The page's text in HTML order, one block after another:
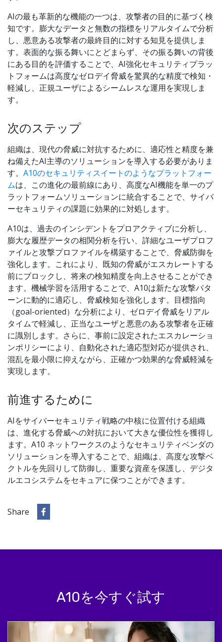
AIの最も革新的な機能の一つは、攻撃者の目的に基づく検
知です。膨大なデータと無数の指標をリアルタイムで分析
し、悪意ある攻撃者の最終目的に対する知見を提供しま
す。表面的な振る舞いにとどまらず、その振る舞いの背後
にある目的を評価することで、AI強化セキュリティプラッ
トフォームは高度なゼロデイ脅威を驚異的な精度で検知・
軽減し、正規ユーザによるシームレスな運用を実現しま
す。
次のステップ
組織は、現代の脅威に対抗するために、適応性と精度を兼
ね備えたAI主導のソリューションを導入する必要がありま
す。 A10のセキュリティスイートのようなプラットフォー
ムは、この進化の最前線にあり、高度なAI機能を単一のプ
ラットフォームソリューションに統合することで、サイバ
ーセキュリティの課題に効果的に対処します。
A10は、過去のインシデントをプロアクティブに分析し、
膨大な履歴データの相関分析を行い、詳細なユーザプロフ
ァイルと攻撃プロファイルを構築することで、脅威防御を
強化します。これにより、既知の脅威がエスカレートする
前にブロックし、将来の検知精度を向上させることができ
ます。機械学習を活用することで、A10は新たな攻撃パタ
ーンに動的に適応し、脅威検知を強化します。目標指向
（goal-oriented）な分析により、ゼロデイ脅威をリアル
タイムで軽減し、正当なユーザと悪意のある攻撃者を正確
に識別します。さらに、事前に設定されたエスカレーショ
ンポリシーにより、自動化された適応型対応が提供され、
混乱を最小限に抑えながら、正確かつ効果的な脅威軽減を
実現します。
前進するために
AIをサイバーセキュリティ戦略の中核に位置付ける組織
は、進化する脅威への対抗において大きな優位性を獲得し
ます。A10 ネットワークスのようなセキュリティベンダの
ソリューションを導入することで、組織は、高度な攻撃ベ
クトルを先回りして防御し、重要な資産を保護し、デジタ
ルエコシステムをセキュアに保つことができます。
Share
A10を今すぐ試す